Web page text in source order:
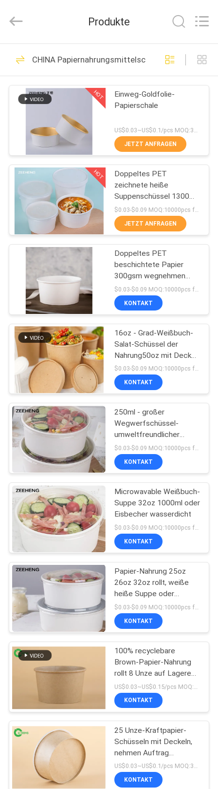
HAUS
PRODUKTE
FABRIK-
AUSFLUG
QUALITÄTSKONTROLLE
TRETEN
UNS
VERBINDUNG
NACHRICHTEN
FORDERN
SIE EIN
ZITAT
SITEMAP
DATENSCHUTZRICHTLINIE
Technology
Rights
Kraftpapier-
Schüsseln
133
Rechteckige
Papierschale
10
Papiersoßbecher
Rot-Schwarz-
24
Aluminiumfolie-
Papierschüssel
13
Goldpapier-
Schüssel
Wegwerf-
Aschenbecher aus
Papier
Produkte
CHINA Papiernahrungsmittelschüsseln
HOT
Einweg-Goldfolie-
Papierschale
US$0.03~US$0.1/pcs MOQ:3000pcs
JETZT ANFRAGEN
HOT
Doppeltes PET
zeichnete heiße
Suppenschüssel 1300ml
Wegwerfmicrowavable
JETZT ANFRAGEN
Doppeltes PET
beschichtete Papier
300gsm wegnehmen
Salat-Schüsseln 1500ml
KONTAKT
16oz - Grad-Weißbuch-
Salat-Schüssel der
Nahrung50oz mit Deckel,
dauerhafte Kraftpapier-
Schüsseln
$0.03-$0.09 MOQ:10000pcs für jedes Größen
KONTAKT
250ml - großer
Wegwerfschüssel-
umweltfreundlicher
Nahrungsmittelgrad des
salat-1500ml
$0.03-$0.09 MOQ:10000pcs for each sizes
KONTAKT
Microwavable Weißbuch-
Suppe 32oz 1000ml oder
Eisbecher wasserdicht
KONTAKT
Papier-Nahrung 25oz
26oz 32oz rollt, weiße
heiße Suppe oder
Eiscreme-
Wegwerfpapierschüssel
KONTAKT
100% recyclebare
Brown-Papier-Nahrung
rollt 8 Unze auf Lageres
kundenspezifisches
Logo gedruckt
KONTAKT
25 Unze-Kraftpapier-
Schüsseln mit Deckeln,
nehmen Auftrag
Wegwerfsuppen-
Behälter heraus
US$0.03~US$0.1/pcs MOQ:3000 Stück
KONTAKT